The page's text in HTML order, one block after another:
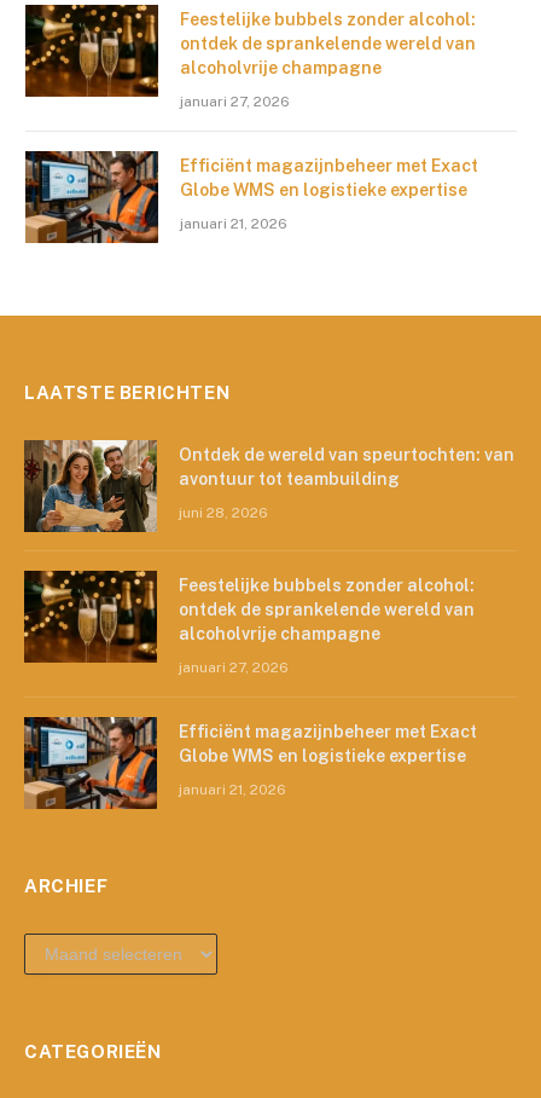
Feestelijke bubbels zonder alcohol:
ontdek de sprankelende wereld van
alcoholvrije champagne
januari 27, 2026
Efficiënt magazijnbeheer met Exact
Globe WMS en logistieke expertise
januari 21, 2026
LAATSTE BERICHTEN
Ontdek de wereld van speurtochten: van
avontuur tot teambuilding
juni 28, 2026
Feestelijke bubbels zonder alcohol:
ontdek de sprankelende wereld van
alcoholvrije champagne
januari 27, 2026
Efficiënt magazijnbeheer met Exact
Globe WMS en logistieke expertise
januari 21, 2026
ARCHIEF
archief
CATEGORIEËN